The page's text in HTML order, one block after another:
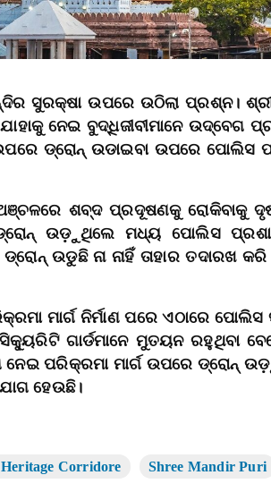
ସୁରକ୍ଷା ଉପରେ ଉଠିଲା ପ୍ରଶ୍ନ।
ନେଇ ବୁଦ୍ଧିଜୀବୀମାନେ ଉଦ୍‌ବେଗ
ଡ୍ରୋନ୍ ଉଡାଇବା ଉପରେ ପୋଲିସ
ଶବ୍ଦ ପ୍ରଦୂଷଣକୁ ରୋକିବାକୁ
ଡ୍ରୋନ୍ ଉଡ଼ୁଥିଲେ ମଧ୍ୟ ପୋଲିସ
ଉଡୁଛି ନା ନାହିଁ ତାହାର ତଦାରଖ କରି
ମାର୍ଗ ନିର୍ମାଣ ପରେ ଏଠାରେ
ଗାର୍ଡମାନେ ମୁତୟନ ରହୁଥିବା
ପରିକ୍ରମା ମାର୍ଗ ଉପରେ ଡ୍ରୋନ୍
ହେଉଛି।
Corridore Shree Mandir Puri